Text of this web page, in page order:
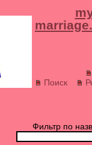
Поиск
Фильтр по